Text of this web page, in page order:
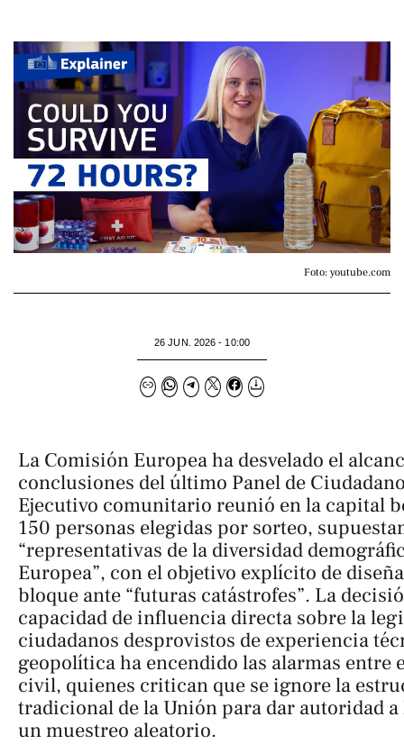
Foto: youtube.com
26 JUN. 2026 - 10:00
La Comisión Europea ha desvelado el
conclusiones del último Panel de
Ejecutivo comunitario reunió en la capital
150 personas elegidas por sorteo,
“representativas de la diversidad
Europea”, con el objetivo explícito de
bloque ante “futuras catástrofes”. La
capacidad de influencia directa sobre la
ciudadanos desprovistos de experiencia
geopolítica ha encendido las alarmas entre
civil, quienes critican que se ignore la
tradicional de la Unión para dar autoridad
un muestreo aleatorio.